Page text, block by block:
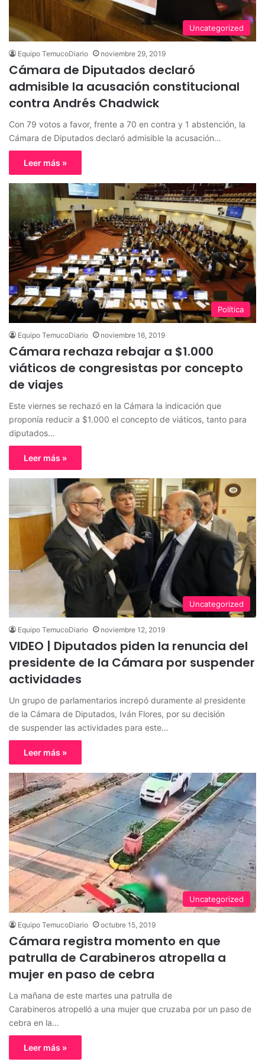
Uncategorized
Equipo TemucoDiario noviembre 29, 2019
Cámara de Diputados declaró
admisible la acusación constitucional
contra Andrés Chadwick
Con 79 votos a favor, frente a 70 en contra y 1 abstención, la
Cámara de Diputados declaró admisible la acusación…
Leer más »
Política
Equipo TemucoDiario noviembre 16, 2019
Cámara rechaza rebajar a $1.000
viáticos de congresistas por concepto
de viajes
Este viernes se rechazó en la Cámara la indicación que
proponía reducir a $1.000 el concepto de viáticos, tanto para
diputados…
Leer más »
Uncategorized
Equipo TemucoDiario noviembre 12, 2019
VIDEO | Diputados piden la renuncia del
presidente de la Cámara por suspender
actividades
Un grupo de parlamentarios increpó duramente al presidente
de la Cámara de Diputados, Iván Flores, por su decisión
de suspender las actividades para este…
Leer más »
Uncategorized
Equipo TemucoDiario octubre 15, 2019
Cámara registra momento en que
patrulla de Carabineros atropella a
mujer en paso de cebra
La mañana de este martes una patrulla de
Carabineros atropelló a una mujer que cruzaba por un paso de
cebra en la…
Leer más »